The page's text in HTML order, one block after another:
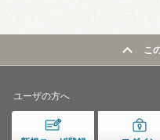
こ
ユーザの方へ